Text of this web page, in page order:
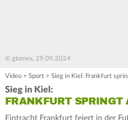
© glomex, 29.09.2024
Video > Sport > Sieg in Kiel: Frankfurt
Sieg in Kiel:
FRANKFURT SPRINGT
Eintracht Frankfurt feiert in der